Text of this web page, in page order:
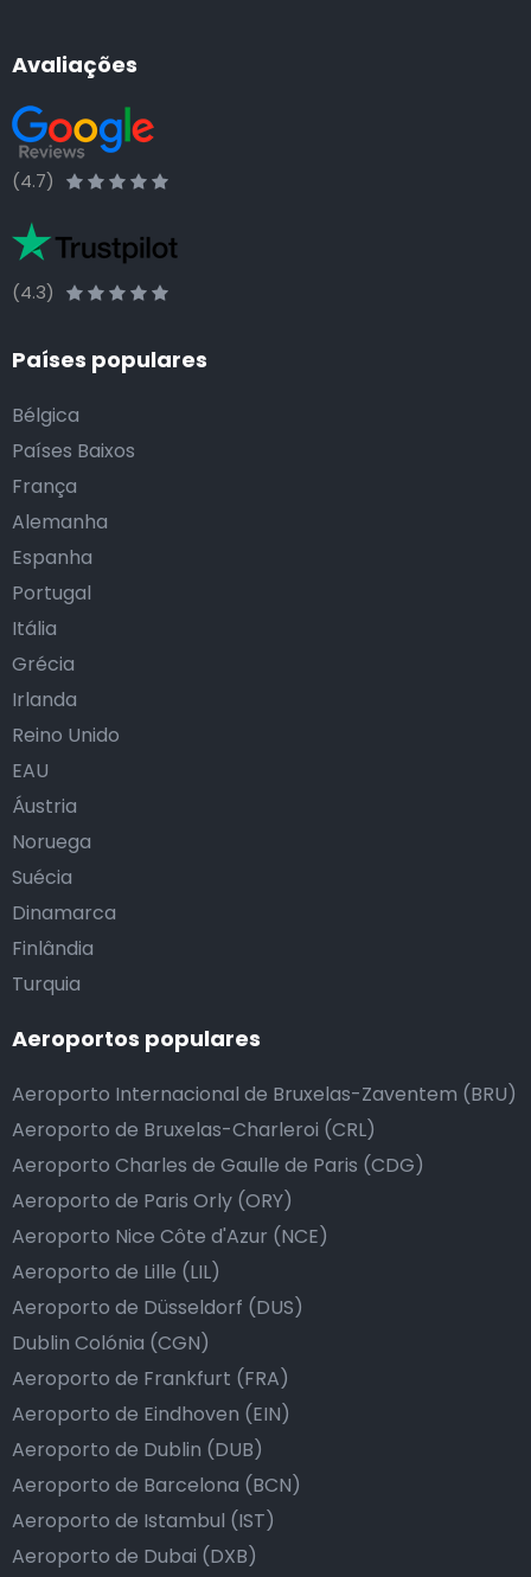
Avaliações
(4.7)
(4.3)
Países populares
Bélgica
Países Baixos
França
Alemanha
Espanha
Portugal
Itália
Grécia
Irlanda
Reino Unido
EAU
Áustria
Noruega
Suécia
Dinamarca
Finlândia
Turquia
Aeroportos populares
Aeroporto Internacional de Bruxelas-Zaventem (BRU)
Aeroporto de Bruxelas-Charleroi (CRL)
Aeroporto Charles de Gaulle de Paris (CDG)
Aeroporto de Paris Orly (ORY)
Aeroporto Nice Côte d'Azur (NCE)
Aeroporto de Lille (LIL)
Aeroporto de Düsseldorf (DUS)
Dublin Colónia (CGN)
Aeroporto de Frankfurt (FRA)
Aeroporto de Eindhoven (EIN)
Aeroporto de Dublin (DUB)
Aeroporto de Barcelona (BCN)
Aeroporto de Istambul (IST)
Aeroporto de Dubai (DXB)